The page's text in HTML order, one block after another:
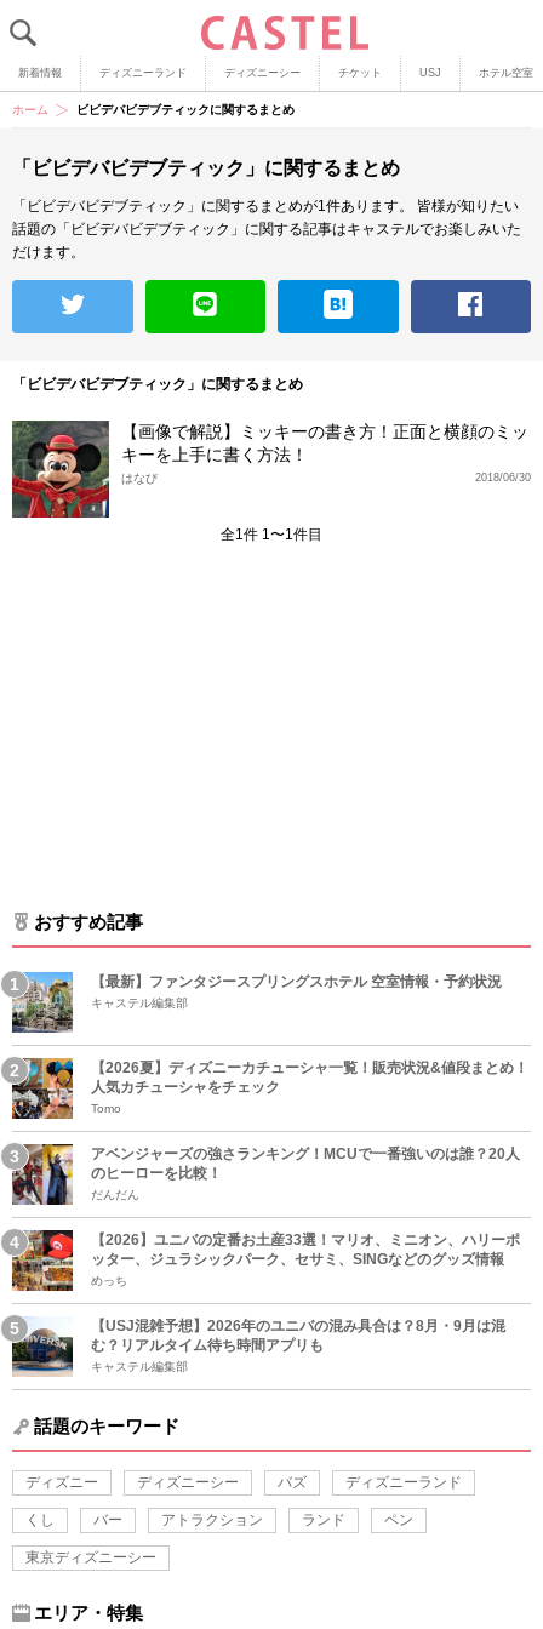
新着情報 ディズニーランド ディズニーシー チケット USJ ホテル空室
ホーム ビビデバビデブティックに関するまとめ
「ビビデバビデブティック」に関するまとめ
「ビビデバビデブティック」に関するまとめが1件あります。
皆様が知りたい
話題の「ビビデバビデブティック」に関する記事はキャステルでお楽しみいた
だけます。
「ビビデバビデブティック」に関するまとめ
【画像で解説】ミッキーの書き方！正面と横顔のミッ
キーを上手に書く方法！
2018/06/30
はなび
全1件 1〜1件目
おすすめ記事
【最新】ファンタジースプリングスホテル 空室情報・予約状況
キャステル編集部
【2026夏】ディズニーカチューシャ一覧！販売状況&値段まとめ！
人気カチューシャをチェック
Tomo
アベンジャーズの強さランキング！MCUで一番強いのは誰？20人
のヒーローを比較！
だんだん
【2026】ユニバの定番お土産33選！マリオ、ミニオン、ハリーポ
ッター、ジュラシックパーク、セサミ、SINGなどのグッズ情報
めっち
【USJ混雑予想】2026年のユニバの混み具合は？8月・9月は混
む？リアルタイム待ち時間アプリも
キャステル編集部
話題のキーワード
ディズニー ディズニーシー バズ ディズニーランド
くし バー アトラクション ランド ペン
東京ディズニーシー
エリア・特集